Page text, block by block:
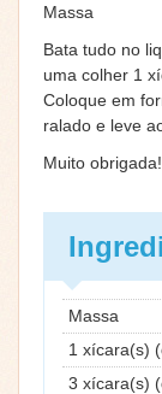
Massa
Bata tudo no
uma colher 1
Coloque em
ralado e leve
Muito obrigada!
Massa
1 xícara(s)
3 xícara(s)